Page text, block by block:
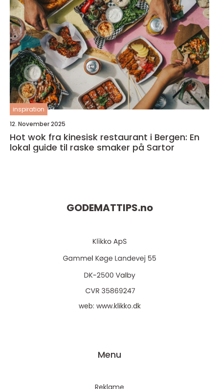
inspiration
12. November 2025
Hot wok fra kinesisk restaurant i Bergen: En
lokal guide til raske smaker på Sartor
GODEMATTIPS.no
web: www.klikko.dk
Menu
Reklame